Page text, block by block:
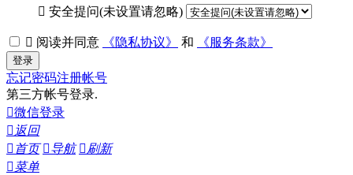
 安全提问(未设置请忽略)
 阅读并同意 《隐私协议》 和 《服务条款》
登录
忘记密码注册帐号
第三方帐号登录.
微信登录
 返回
 首页 导航 刷新
菜单